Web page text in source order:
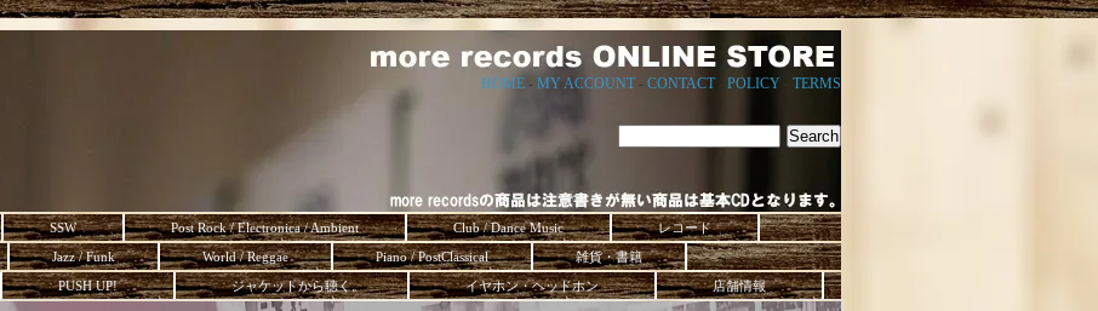
HOME - MY ACCOUNT - CONTACT- POLICY TERMS
SSW Post Rock / Electronica / Ambient Club / Dance Music
レコード
Jazz / Funk World / Reggae Piano / PostClassical
雑貨・書籍
PUSH UP! ジャケットから聴く。 イヤホン・ヘッドホン 店舗情報